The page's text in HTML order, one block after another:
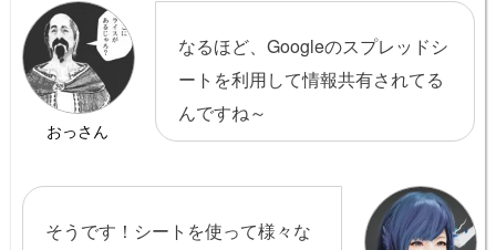
おっさん
なるほど、Googleのスプレッドシ
ートを利用して情報共有されてる
んですね～
そうです！シートを使って様々な